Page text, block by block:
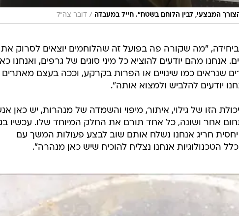
המבצעי, לבין הלוחם בשטח". חייל במעבדה / דובר צה"ל
"מה שקורה פה בפועל זה שהלוחמים יוצאים לסרוק את
אנחנו מהם יודעים להוציא כל מיני סוגים של גרפים, ואנחנו
שנראים כמו שינויים או הפרות בקרקע, וככה בעצם מאתרים
יודעים להלביש ולמצוא אותה".
הזו של גילוי, איתור, מיפוי והשמדה של מנהרות, יש כאן
אחר ושונה, כל אחד תורם את החלק המיוחד שלו. עכשיו
חריג אנחנו נשלח אותם שוב לבצע פעולות המשך עם
הטכנולוגיות אנחנו נצליח להוכיח שיש כאן מנהרה".